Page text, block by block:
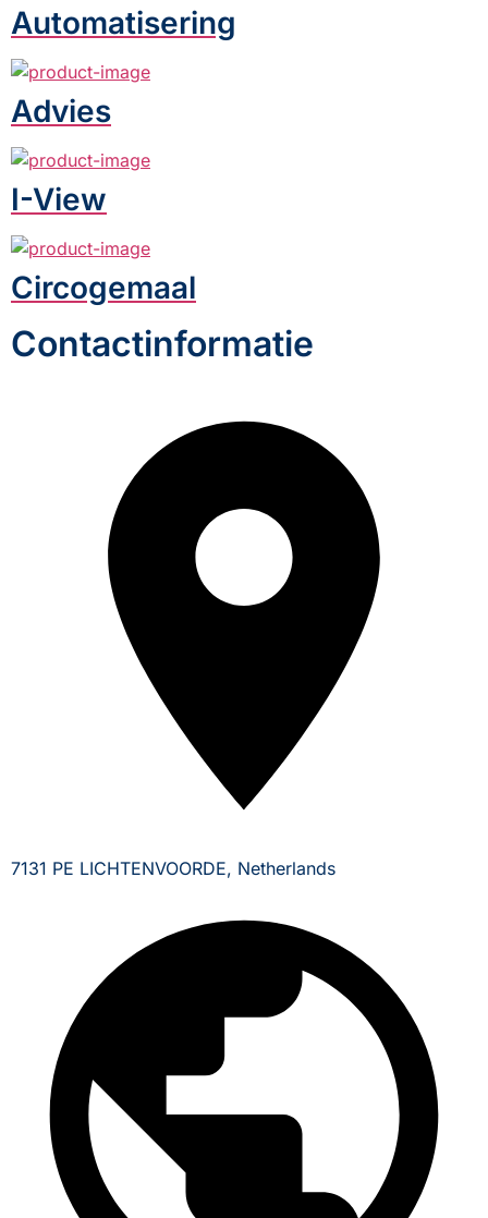
Automatisering
Advies
I-View
Circogemaal
Contactinformatie
7131 PE LICHTENVOORDE, Netherlands